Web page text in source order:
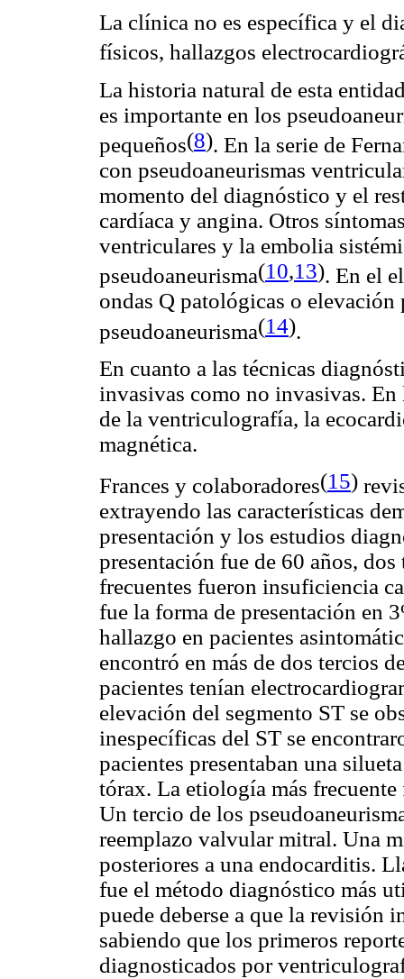
La clínica no es específica y el
físicos, hallazgos
La historia natural de esta
es importante en los
pequeños(8). En la serie de
con pseudoaneurismas
momento del diagnóstico y el
cardíaca y angina. Otros
ventriculares y la embolia
pseudoaneurisma(10,13). En el
ondas Q patológicas o elevación
pseudoaneurisma(14).
En cuanto a las técnicas
invasivas como no invasivas. En
de la ventriculografía, la
magnética.
Frances y colaboradores(15)
extrayendo las características
presentación y los estudios
presentación fue de 60 años,
frecuentes fueron insuficiencia
fue la forma de presentación en
hallazgo en pacientes
encontró en más de dos tercios
pacientes tenían
elevación del segmento ST se
inespecíficas del ST se
pacientes presentaban una
tórax. La etiología más
Un tercio de los
reemplazo valvular mitral. Una
posteriores a una endocarditis.
fue el método diagnóstico más
puede deberse a que la revisión
sabiendo que los primeros
diagnosticados por